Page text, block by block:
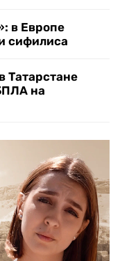
в Европе
сифилиса
Татарстане
на